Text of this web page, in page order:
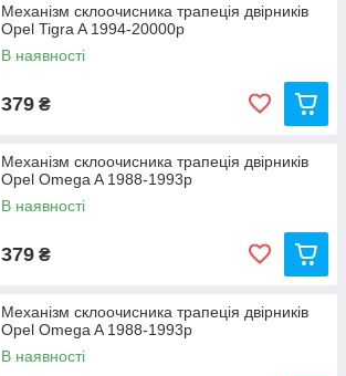
Механізм склоочисника трапеція двірників
Opel Tigra A 1994-20000р
В наявності
379 ₴
Механізм склоочисника трапеція двірників
Opel Omega A 1988-1993р
В наявності
379 ₴
Механізм склоочисника трапеція двірників
Opel Omega A 1988-1993р
В наявності